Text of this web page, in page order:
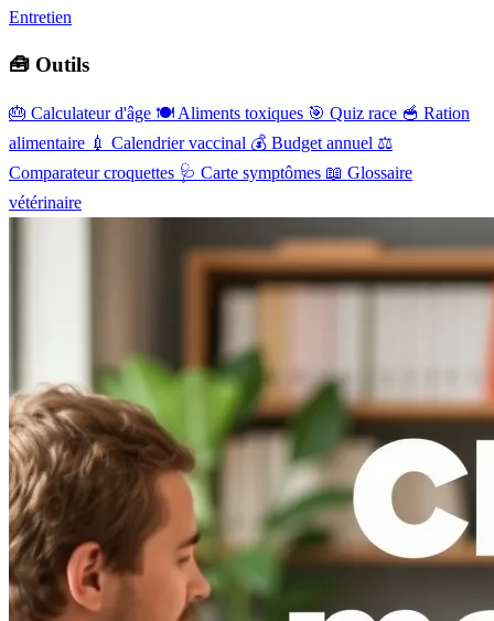
Entretien
🧰 Outils
🎂 Calculateur d'âge 🍽️ Aliments toxiques 🎯 Quiz race 🥣 Ration
alimentaire 💉 Calendrier vaccinal 💰 Budget annuel ⚖️
Comparateur croquettes 🩺 Carte symptômes 📖 Glossaire
vétérinaire